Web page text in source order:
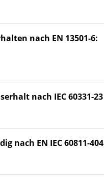
nach EN 13501-6:
nach IEC 60331-23
nach EN IEC 60811-404